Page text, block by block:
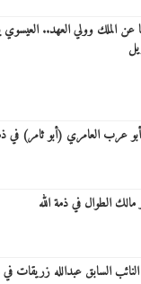
عن الملك وولي العهد..
عرب العامري (أبو ثامر) في
مالك الطوال في ذمة الله
السابق عبدالله زريقات في